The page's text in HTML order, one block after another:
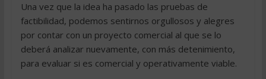
Una vez que la idea ha pasado las pruebas de
factibilidad, podemos sentirnos orgullosos y alegres
por contar con un proyecto comercial al que se lo
deberá analizar nuevamente, con más detenimiento,
para evaluar si es comercial y operativamente viable.